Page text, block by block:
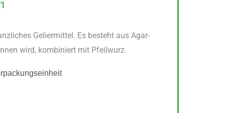
Geliermittel. Es besteht aus Agar-
wird, kombiniert mit Pfeilwurz.